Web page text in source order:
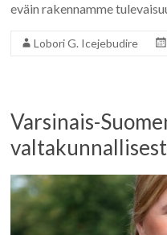
eväin rakennamme
Lobori G. Icejebudire
Varsinais-